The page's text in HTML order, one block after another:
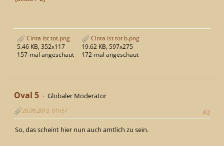
Cinta ist tot.png
5.46 KB, 352x117
157-mal angeschaut
Cinta ist tot b.png
19.62 KB, 597x275
172-mal angeschaut
Oval 5
Globaler Moderator
#2
20.09.2013, 01h57
So, das scheint hier nun auch amtlich zu sein.